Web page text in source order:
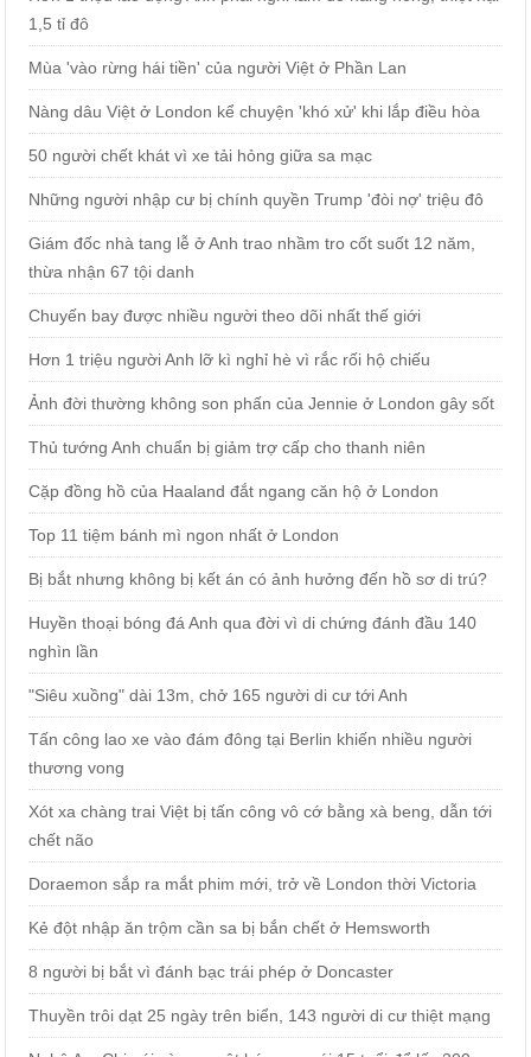
1,5 tỉ đô
Mùa 'vào rừng hái tiền' của người Việt ở Phần Lan
Nàng dâu Việt ở London kể chuyện 'khó xử' khi lắp điều hòa
50 người chết khát vì xe tải hỏng giữa sa mạc
Những người nhập cư bị chính quyền Trump 'đòi nợ' triệu đô
Giám đốc nhà tang lễ ở Anh trao nhầm tro cốt suốt 12 năm,
thừa nhận 67 tội danh
Chuyến bay được nhiều người theo dõi nhất thế giới
Hơn 1 triệu người Anh lỡ kì nghỉ hè vì rắc rối hộ chiếu
Ảnh đời thường không son phấn của Jennie ở London gây sốt
Thủ tướng Anh chuẩn bị giảm trợ cấp cho thanh niên
Cặp đồng hồ của Haaland đắt ngang căn hộ ở London
Top 11 tiệm bánh mì ngon nhất ở London
Bị bắt nhưng không bị kết án có ảnh hưởng đến hồ sơ di trú?
Huyền thoại bóng đá Anh qua đời vì di chứng đánh đầu 140
nghìn lần
"Siêu xuồng" dài 13m, chở 165 người di cư tới Anh
Tấn công lao xe vào đám đông tại Berlin khiến nhiều người
thương vong
Xót xa chàng trai Việt bị tấn công vô cớ bằng xà beng, dẫn tới
chết não
Doraemon sắp ra mắt phim mới, trở về London thời Victoria
Kẻ đột nhập ăn trộm cần sa bị bắn chết ở Hemsworth
8 người bị bắt vì đánh bạc trái phép ở Doncaster
Thuyền trôi dạt 25 ngày trên biển, 143 người di cư thiệt mạng